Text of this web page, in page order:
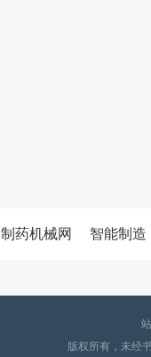
制药机械网 智能制造
版权所有，未经